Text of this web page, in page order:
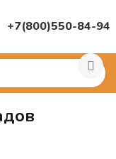
+7(800)550-84-94
республики Коми